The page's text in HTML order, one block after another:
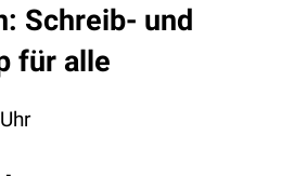
Schreib- und
für alle